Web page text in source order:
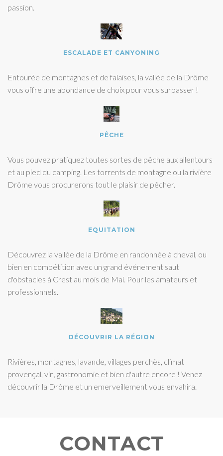
passion.
ESCALADE ET CANYONING
Entourée de montagnes et de falaises, la vallée de la Drôme
vous offre une abondance de choix pour vous surpasser !
PÊCHE
Vous pouvez pratiquez toutes sortes de pêche aux allentours
et au pied du camping. Les torrents de montagne ou la rivière
Drôme vous procurerons tout le plaisir de pêcher.
EQUITATION
Découvrez la vallée de la Drôme en randonnée à cheval, ou
bien en compétition avec un grand événement saut
d'obstacles à Crest au mois de Mai. Pour les amateurs et
professionnels.
DÉCOUVRIR LA RÉGION
Rivières, montagnes, lavande, villages perchès, climat
provençal, vin, gastronomie et bien d'autre encore ! Venez
découvrir la Drôme et un emerveillement vous envahira.
CONTACT